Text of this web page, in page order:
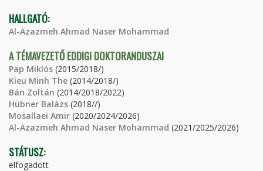
HALLGATÓ:
Al-Azazmeh Ahmad Naser Mohammad
A TÉMAVEZETŐ EDDIGI DOKTORANDUSZAI
Pap Miklós (2015/2018/)
Kieu Minh The (2014/2018/)
Bán Zoltán (2014/2018/2022)
Hübner Balázs (2018//)
Mosallaei Amir (2020/2024/2026)
Al-Azazmeh Ahmad Naser Mohammad (2021/2025/2026)
STÁTUSZ:
elfogadott